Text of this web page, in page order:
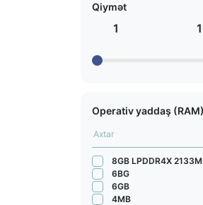
Qiymət
1
Operativ yaddaş (RAM)
8GB LPDDR4X
6BG
6GB
4MB